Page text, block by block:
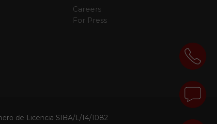
Careers
For Press
de Licencia SIBA/L/14/1082